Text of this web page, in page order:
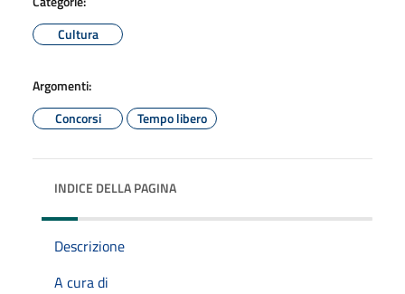
Cultura
Argomenti:
Concorsi
Tempo libero
INDICE DELLA PAGINA
Descrizione
A cura di